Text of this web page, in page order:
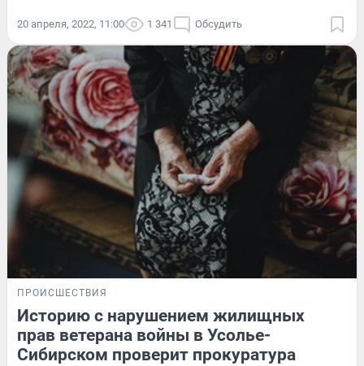
20 апреля, 2022, 11:00 1 341 Обсудить
ПРОИСШЕСТВИЯ
Историю с нарушением жилищных
прав ветерана войны в Усолье-
Сибирском проверит прокуратура